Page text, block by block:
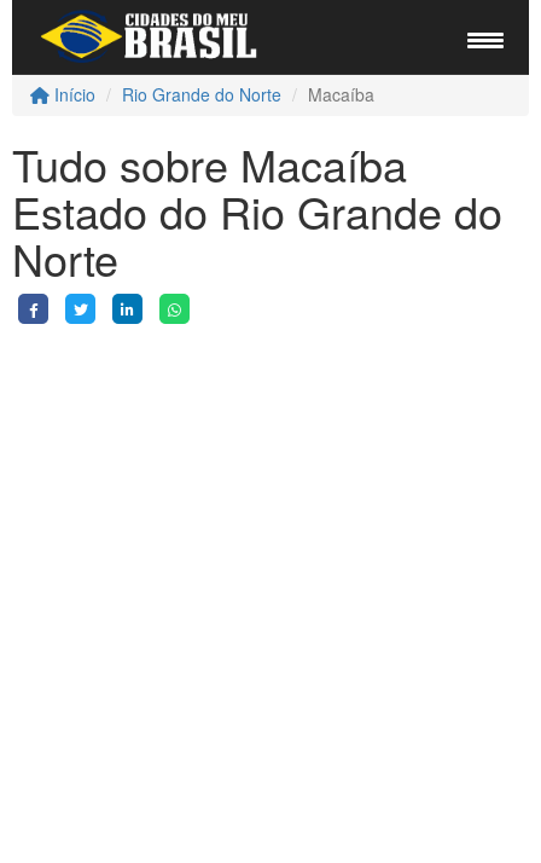
Início Rio Grande do Norte Macaíba
Tudo sobre Macaíba
Estado do Rio Grande do
Norte